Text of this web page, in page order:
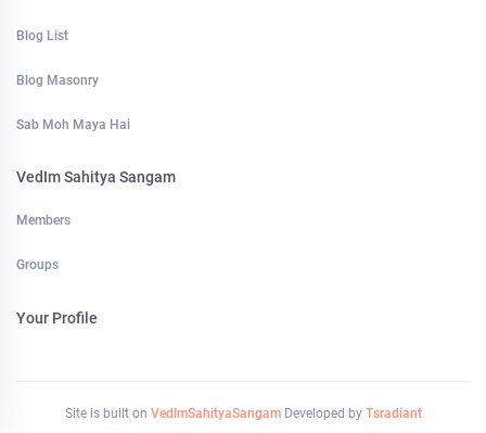
Blog List
Blog Masonry
Sab Moh Maya Hai
VedIm Sahitya Sangam
Members
Groups
Your Profile
Site is built on VedImSahityaSangamDeveloped by Tsradiant